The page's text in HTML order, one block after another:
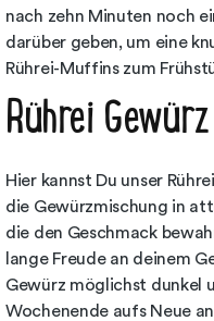
nach zehn Minuten noch
darüber geben, um eine
Rührei-Muffins zum
Rührei
Hier kannst Du unser
die Gewürzmischung in
die den Geschmack
lange Freude an deinem
Gewürz möglichst dunkel
Wochenende aufs Neue